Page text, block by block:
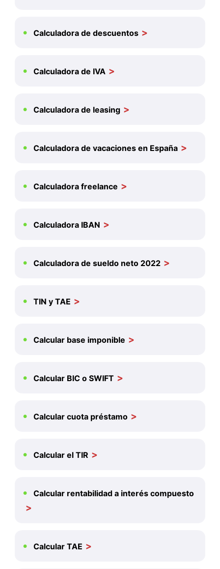
Calculadora de descuentos
Calculadora de IVA
Calculadora de leasing
Calculadora de vacaciones en España
Calculadora freelance
Calculadora IBAN
Calculadora de sueldo neto 2022
TIN y TAE
Calcular base imponible
Calcular BIC o SWIFT
Calcular cuota préstamo
Calcular el TIR
Calcular rentabilidad a interés compuesto
Calcular TAE